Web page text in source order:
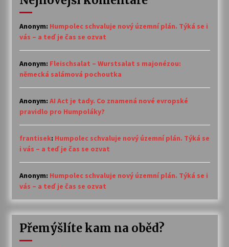
Anonym: Humpolec schvaluje nový územní plán. Týká se i
vás – a teď je čas se ozvat
Anonym: Fleischsalat – Wurstsalat s majonézou:
německá salámová pochoutka
Anonym: AI Act je tady. Co znamená nové evropské
pravidlo pro Humpoláky?
frantisek: Humpolec schvaluje nový územní plán. Týká se
i vás – a teď je čas se ozvat
Anonym: Humpolec schvaluje nový územní plán. Týká se i
vás – a teď je čas se ozvat
Přemýšlíte kam na oběd?